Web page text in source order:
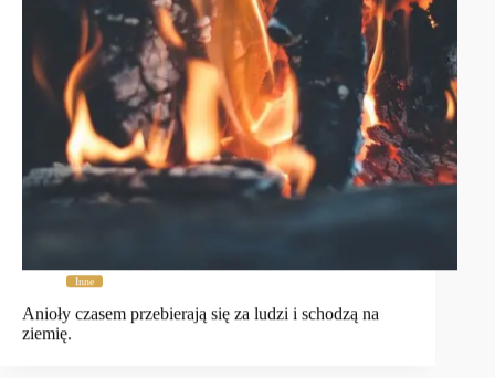
Inne
Anioły czasem przebierają się za ludzi i schodzą na
ziemię.